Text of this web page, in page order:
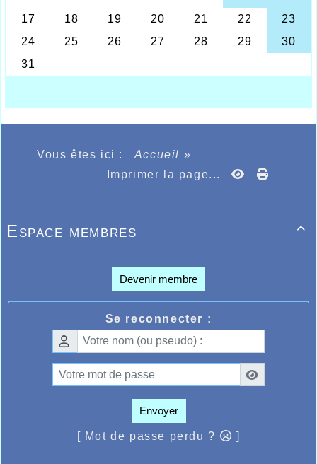
Vous êtes ici : Accueil »
Imprimer la page...

Espace membres
Devenir membre
Se reconnecter :
Envoyer
[ Mot de passe perdu ? ]